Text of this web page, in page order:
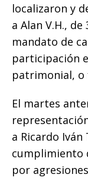
localizaron y
a Alan V.H.,
mandato de
participación
patrimonial, o
El martes
a Ricardo Iván
cumplimiento
por